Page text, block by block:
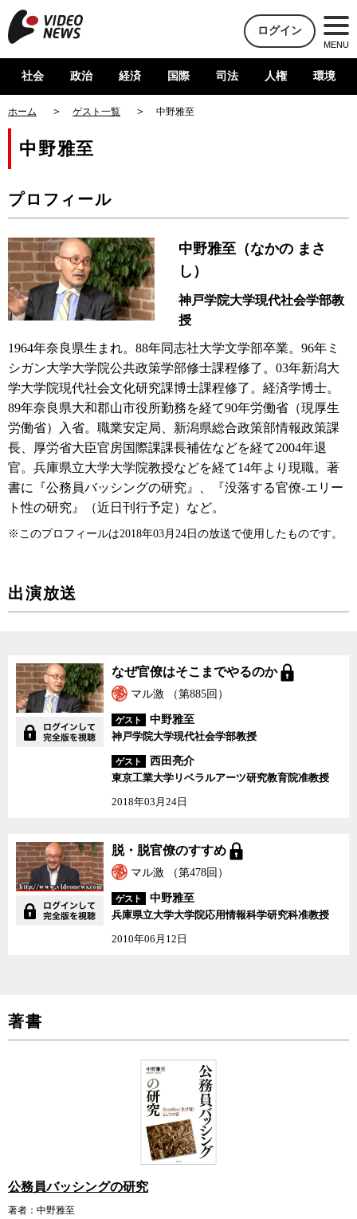
ログイン
MENU
社会 政治 経済 国際 司法 人権 環境
ホーム ゲスト一覧 中野雅至
中野雅至
プロフィール
中野雅至（なかの まさ
し）
神戸学院大学現代社会学部教
授
1964年奈良県生まれ。88年同志社大学文学部卒業。96年ミ
シガン大学大学院公共政策学部修士課程修了。03年新潟大
学大学院現代社会文化研究課博士課程修了。経済学博士。
89年奈良県大和郡山市役所勤務を経て90年労働省（現厚生
労働省）入省。職業安定局、新潟県総合政策部情報政策課
長、厚労省大臣官房国際課課長補佐などを経て2004年退
官。兵庫県立大学大学院教授などを経て14年より現職。著
書に『公務員バッシングの研究』、『没落する官僚-エリー
ト性の研究』（近日刊行予定）など。
※このプロフィールは2018年03月24日の放送で使用したものです。
出演放送
なぜ官僚はそこまでやるのか
マル激 （第885回）
ゲスト
中野雅至
神戸学院大学現代社会学部教授
ゲスト
西田亮介
東京工業大学リベラルアーツ研究教育院准教授
2018年03月24日
脱・脱官僚のすすめ 脱・脱官僚のすすめ
マル激 （第478回）
ゲスト
中野雅至
兵庫県立大学大学院応用情報科学研究科准教授
2010年06月12日
著書
公務員バッシングの研究
著者：中野雅至